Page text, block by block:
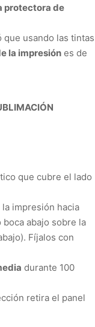
protectora de
que usando las tintas
la impresión es de
que cubre el lado
impresión hacia
abajo sobre la
Fíjalos con
durante 100
retira el panel